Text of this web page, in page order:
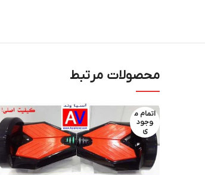
محصولات مرتبط
اتمام م
وجود
ی